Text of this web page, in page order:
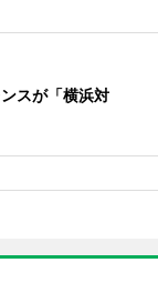
スが「横浜対